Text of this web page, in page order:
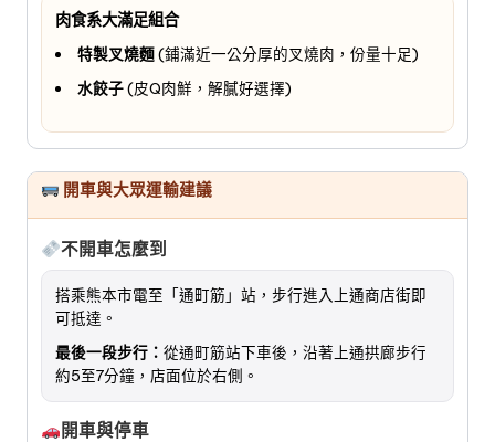
肉食系大滿足組合
特製叉燒麵(鋪滿近一公分厚的叉燒肉，份量十足)
水餃子(皮Q肉鮮，解膩好選擇)
開車與大眾運輸建議
不開車怎麼到
搭乘熊本市電至「通町筋」站，步行進入上通商店街即
可抵達。
最後一段步行： 從通町筋站下車後，沿著上通拱廊步行
約5至7分鐘，店面位於右側。
開車與停車